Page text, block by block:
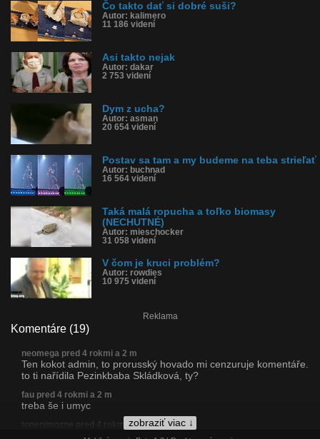
Čo takto dať si dobré suši?
Autor: kalimero
11 186 videní
Asi takto nejak
Autor: dakar
2 753 videní
Dym z ucha?
Autor: asman
20 654 videní
Postav sa tam a my budeme na teba strieľať
Autor: buchnad
16 564 videní
Taká malá ropucha a toľko biomasy
(NECHUTNÉ)
Autor: mieschocker
31 058 videní
V čom je kruci problém?
Autor: rowdies
10 975 videní
Reklama
Komentáre (19)
zobraziť viac ↓
neomega pred 4 rokmi a 2 m
Ten kokot admin, to prorusský hovado mi cenzuruje komentáře.
to ti nařídila Pezinkbaba Skládková, ty?
fau pred 4 rokmi a 2 m
treba še i umyc
tonenimozne pred 4 rokmi a 2 m
Dajaka socka zasrana fetacka pocmarana zije niekde v chlieve